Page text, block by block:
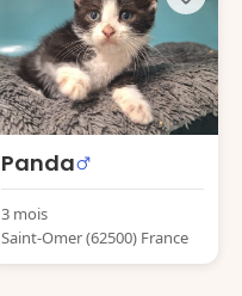
Panda
3 mois
Saint-Omer (62500) France